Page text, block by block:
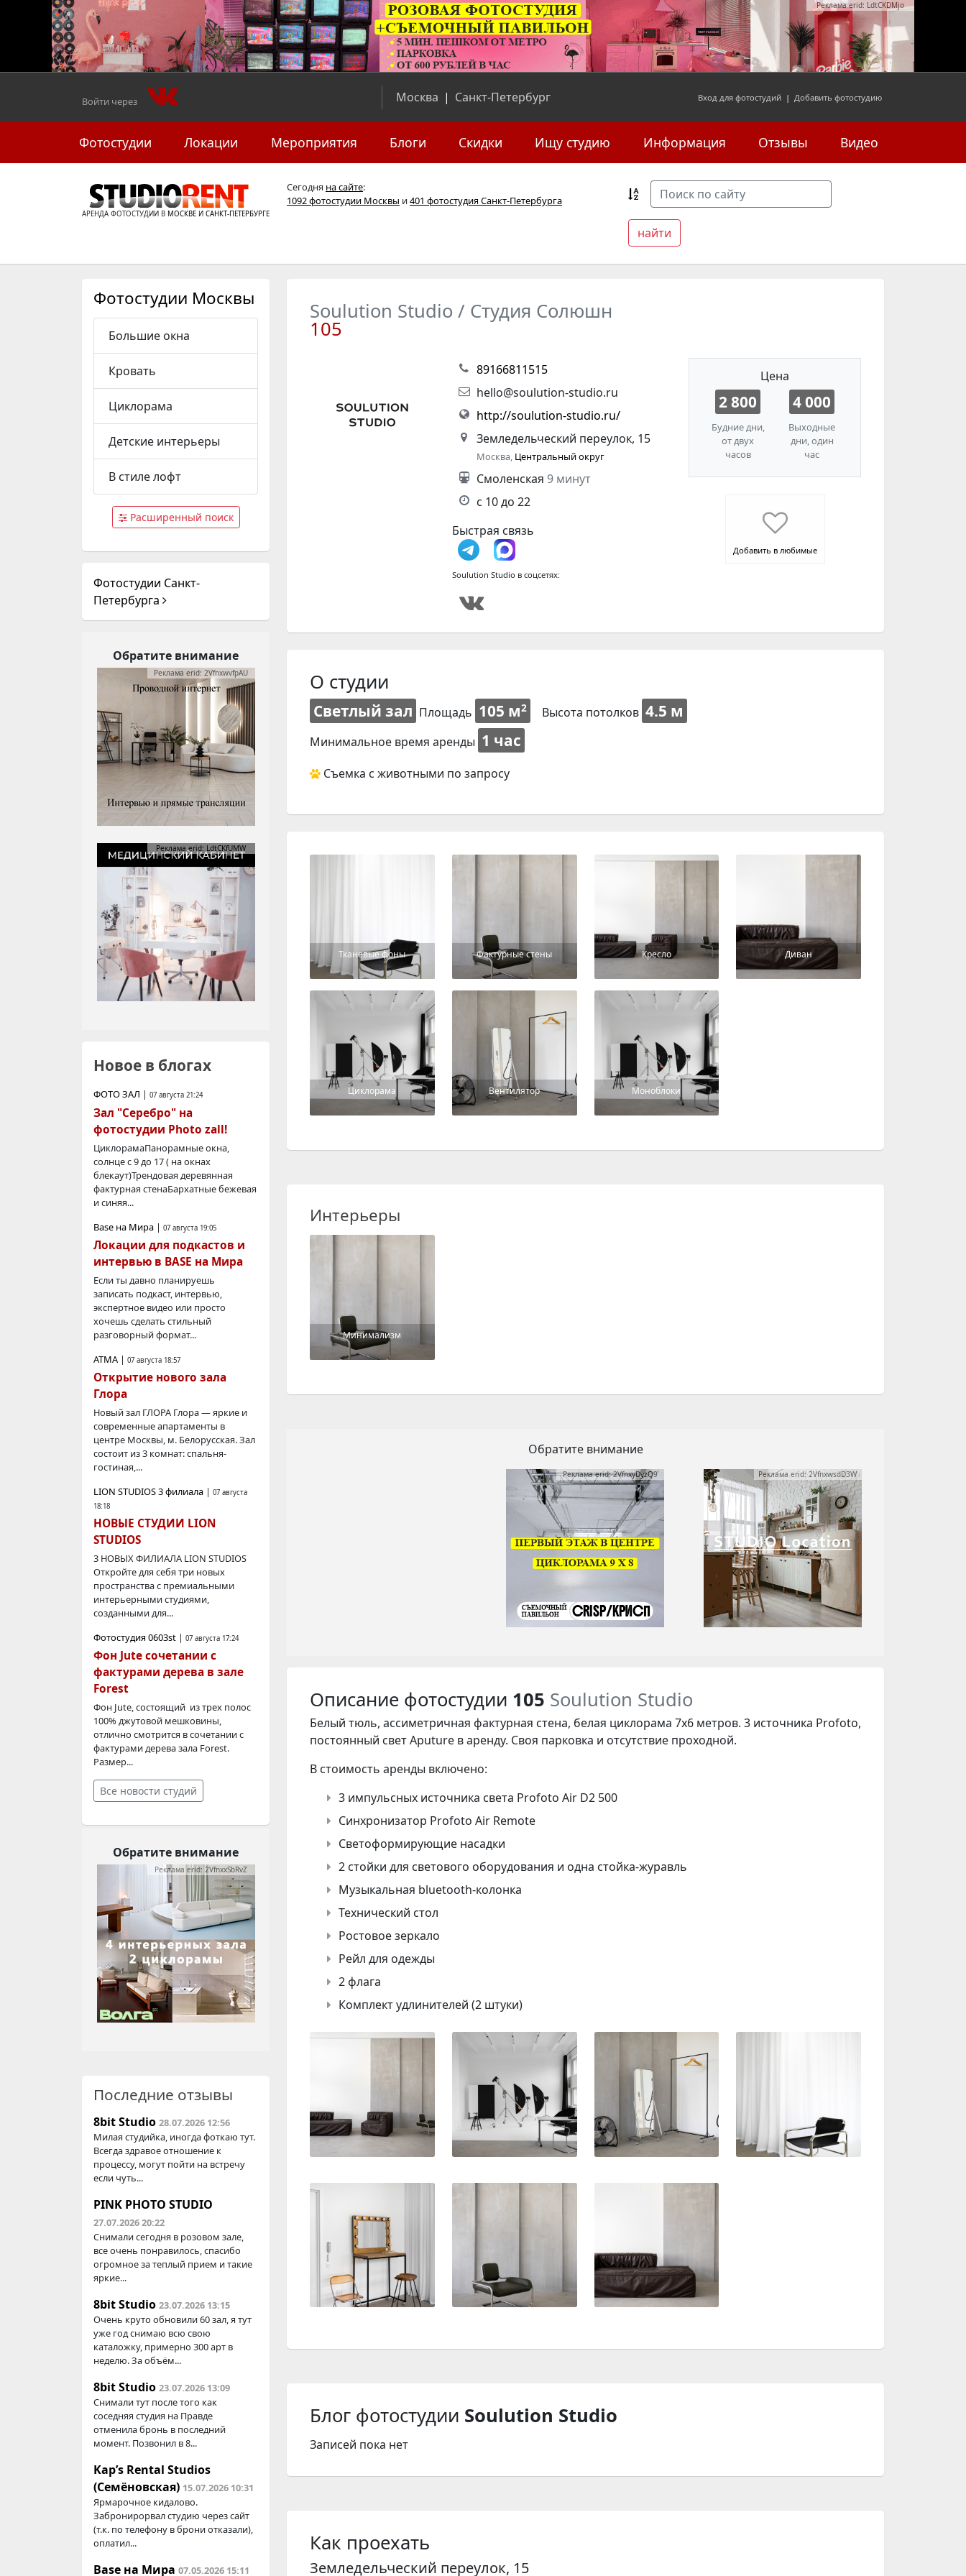
Реклама erid: LdtCKDMjo
Войти через Москва | Санкт-Петербург Вход для фотостудий | Добавить фотостудию
Фотостудии Локации Мероприятия Блоги Скидки Ищу студию Информация Отзывы Видео
АРЕНДА ФОТОСТУДИИ В МОСКВЕ И САНКТ-ПЕТЕРБУРГЕ
Сегодня на сайте:
1092 фотостудии Москвы и401 фотостудия Санкт-Петербурга
Soulution Studio / Студия Солюшн
105
89166811515
hello@soulution-studio.ru
http://soulution-studio.ru/
Земледельческий переулок, 15
Москва, Центральный округ
Смоленская9 минут
с 10 до 22
Быстрая связь
Soulution Studio в соцсетях:
Цена
2 800
Будние дни,
от двух
часов
4 000
Выходные
дни, один
час
Добавить в любимые
О студии
Светлый зал Площадь 105 м2 Высота потолков 4.5 м
Минимальное время аренды 1 час
Съемка с животными по запросу
Тканевые фоны Фактурные стены Кресло Диван
Циклорама Вентилятор Моноблоки
Интерьеры
Минимализм
Обратите внимание
Реклама erid: 2VfnxyDyzQ9 Реклама erid: 2VfnxwsdD3W
Описание фотостудии 105 Soulution Studio
Белый тюль, ассиметричная фактурная стена, белая циклорама 7х6 метров. 3 источника Profoto,
постоянный свет Aputure в аренду. Своя парковка и отсутствие проходной.
В стоимость аренды включено:
3 импульсных источника света Profoto Air D2 500
Синхронизатор Profoto Air Remote
Cветоформирующие насадки
2 стойки для светового оборудования и одна стойка-журавль
Музыкальная bluetooth-колонка
Технический стол
Ростовое зеркало
Рейл для одежды
2 флага
Комплект удлинителей (2 штуки)
Блог фотостудии Soulution Studio
Записей пока нет
Как проехать
Земледельческий переулок, 15
Фотостудии Москвы
Большие окна
Кровать
Циклорама
Детские интерьеры
В стиле лофт
Расширенный поиск
Фотостудии Санкт-
Петербурга
Обратите внимание
Реклама erid: 2VfnxwvfpAU
Реклама erid: LdtCKfUMW
Новое в блогах
ФОТО ЗАЛ | 07 августа 21:24
Зал "Серебро" на
фотостудии Photo zall!
ЦиклорамаПанорамные окна,
солнце с 9 до 17 ( на окнах
блекаут)Трендовая деревянная
фактурная стенаБархатные бежевая
и синяя...
Base на Мира | 07 августа 19:05
Локации для подкастов и
интервью в BASE на Мира
Если ты давно планируешь
записать подкаст, интервью,
экспертное видео или просто
хочешь сделать стильный
разговорный формат...
АТМА | 07 августа 18:57
Открытие нового зала
Глора
Новый зал ГЛОРА Глора — яркие и
современные апартаменты в
центре Москвы, м. Белорусская. Зал
состоит из 3 комнат: спальня-
гостиная,...
LION STUDIOS 3 филиала | 07 августа
18:18
НОВЫЕ СТУДИИ LION
STUDIOS
3 НОВЫХ ФИЛИАЛА LION STUDIOS
Откройте для себя три новых
пространства с премиальными
интерьерными студиями,
созданными для...
Фотостудия 0603st | 07 августа 17:24
Фон Jute сочетании с
фактурами дерева в зале
Forest
Фон Jute, состоящий из трех полос
100% джутовой мешковины,
отлично смотрится в сочетании с
фактурами дерева зала Forest.
Размер...
Все новости студий
Обратите внимание
Реклама erid: 2VfnxxSbRvZ
Последние отзывы
8bit Studio 28.07.2026 12:56
Милая студийка, иногда фоткаю тут.
Всегда здравое отношение к
процессу, могут пойти на встречу
если чуть...
PINK PHOTO STUDIO
27.07.2026 20:22
Снимали сегодня в розовом зале,
все очень понравилось, спасибо
огромное за теплый прием и такие
яркие...
8bit Studio 23.07.2026 13:15
Очень круто обновили 60 зал, я тут
уже год снимаю всю свою
каталожку, примерно 300 арт в
неделю. За объём...
8bit Studio 23.07.2026 13:09
Снимали тут после того как
соседняя студия на Правде
отменила бронь в последний
момент. Позвонил в 8...
Kap’s Rental Studios
(Семёновская) 15.07.2026 10:31
Ярмарочное кидалово.
Забронирорвал студию через сайт
(т.к. по телефону в брони отказали),
оплатил...
Base на Мира 07.05.2026 15:11